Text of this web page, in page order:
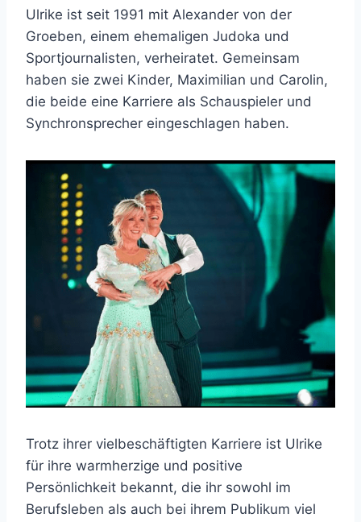
Ulrike ist seit 1991 mit Alexander von der
Groeben, einem ehemaligen Judoka und
Sportjournalisten, verheiratet. Gemeinsam
haben sie zwei Kinder, Maximilian und Carolin,
die beide eine Karriere als Schauspieler und
Synchronsprecher eingeschlagen haben.
Trotz ihrer vielbeschäftigten Karriere ist Ulrike
für ihre warmherzige und positive
Persönlichkeit bekannt, die ihr sowohl im
Berufsleben als auch bei ihrem Publikum viel